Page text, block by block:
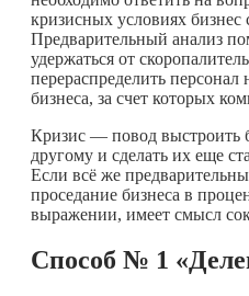
кризисных условиях бизнес
Предварительный анализ
удержаться от
перераспределить персонал
бизнеса, за счет которых
Кризис — повод выстроить
другому и сделать их еще
Если всё же
проседание бизнеса в
выражении, имеет смысл
Способ № 1